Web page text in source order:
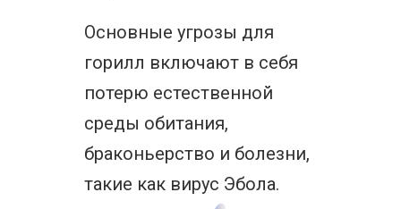
Основные угрозы для
горилл включают в себя
потерю естественной
среды обитания,
браконьерство и болезни,
такие как вирус Эбола.